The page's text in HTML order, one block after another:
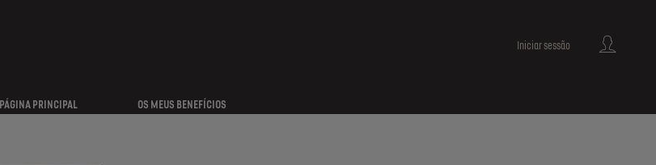
Iniciar sessão
PÁGINA PRINCIPAL OS MEUS BENEFÍCIOS